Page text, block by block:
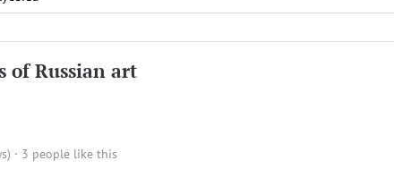
of Russian art
· 3 people like this